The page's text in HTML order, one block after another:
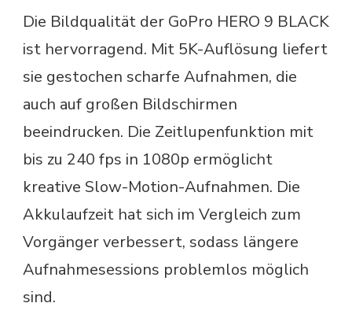
Die Bildqualität der GoPro HERO 9 BLACK
ist hervorragend. Mit 5K-Auflösung liefert
sie gestochen scharfe Aufnahmen, die
auch auf großen Bildschirmen
beeindrucken. Die Zeitlupenfunktion mit
bis zu 240 fps in 1080p ermöglicht
kreative Slow-Motion-Aufnahmen. Die
Akkulaufzeit hat sich im Vergleich zum
Vorgänger verbessert, sodass längere
Aufnahmesessions problemlos möglich
sind.